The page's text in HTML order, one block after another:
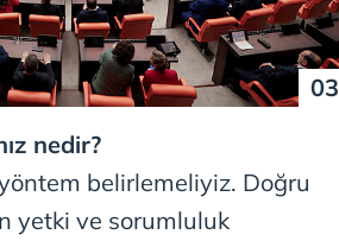
03
nedir?
belirlemeliyiz. Doğru
yetki ve sorumluluk